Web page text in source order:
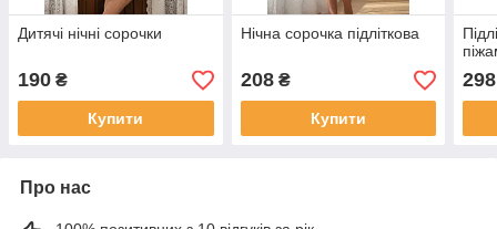
Дитячі нічні сорочки
190 ₴
Купити
Нічна сорочка підліткова
208₴
Купити
298
Про нас